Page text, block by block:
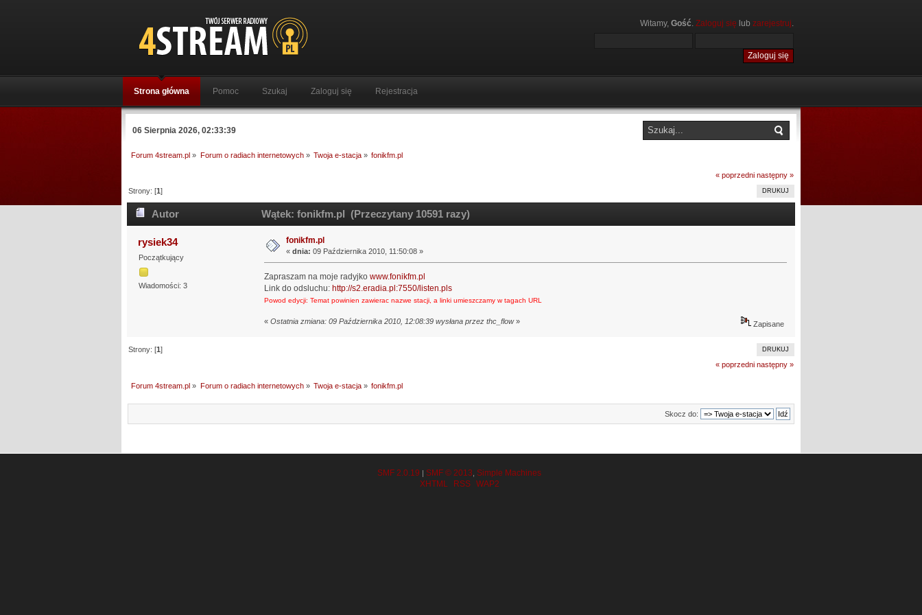
Witamy, Gość. Zaloguj się lub zarejestruj.
Strona główna Pomoc Szukaj Zaloguj się Rejestracja
06 Sierpnia 2026, 02:33:39
Forum 4stream.pl » Forum o radiach internetowych» Twoja e-stacja» fonikfm.pl
« poprzedni następny »
DRUKUJ
Strony: [1]
Autor Wątek: fonikfm.pl (Przeczytany 10591 razy)
rysiek34
Początkujący
Wiadomości: 3
fonikfm.pl
« dnia: 09 Października 2010, 11:50:08 »
Zapraszam na moje radyjko www.fonikfm.pl
Link do odsluchu: http://s2.eradia.pl:7550/listen.pls
Powod edycji: Temat powinien zawierac nazwe stacji, a linki umieszczamy w tagach URL
« Ostatnia zmiana: 09 Października 2010, 12:08:39 wysłana przez thc_flow» Zapisane
DRUKUJ
Strony: [1]
« poprzedni następny »
Forum 4stream.pl » Forum o radiach internetowych» Twoja e-stacja» fonikfm.pl
Skocz do:
SMF 2.0.19 | SMF © 2013 Simple Machines
XHTML
RSS WAP2